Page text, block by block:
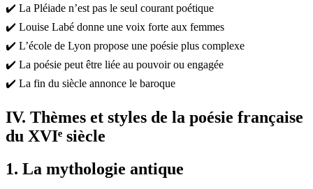
✔️ La Pléiade n’est pas le seul courant poétique
✔️ Louise Labé donne une voix forte aux femmes
✔️ L’école de Lyon propose une poésie plus complexe
✔️ La poésie peut être liée au pouvoir ou engagée
✔️ La fin du siècle annonce le baroque
IV. Thèmes et styles de la poésie française
du XVIᵉ siècle
1. La mythologie antique